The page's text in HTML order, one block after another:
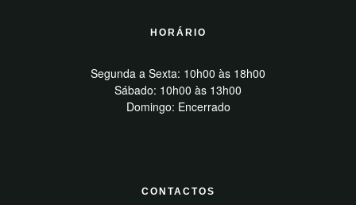
HORÁRIO
Segunda a Sexta: 10h00 às 18h00
Sábado: 10h00 às 13h00
Domingo: Encerrado
CONTACTOS